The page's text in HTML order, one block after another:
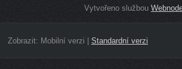
Vytvořeno službou
Zobrazit: Mobilní verzi Standardní verzi